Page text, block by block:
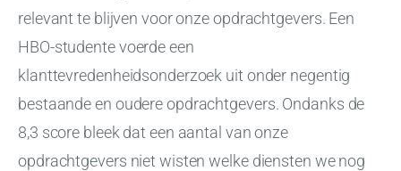
relevant te blijven voor onze opdrachtgevers. Een
HBO-studente voerde een
klanttevredenheidsonderzoek uit onder negentig
bestaande en oudere opdrachtgevers. Ondanks de
8,3 score bleek dat een aantal van onze
opdrachtgevers niet wisten welke diensten we nog